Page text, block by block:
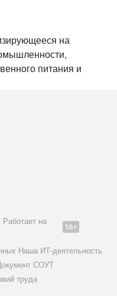
на
питания и
на
Наша ИТ-деятельность
СОУТ
труда